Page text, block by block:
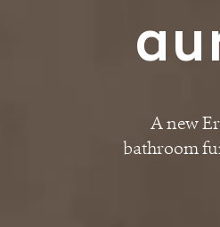
A new
bathroom